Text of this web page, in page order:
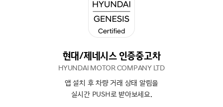
현대/제네시스 인증중고차
HYUNDAI MOTOR COMPANY LTD
앱 설치 후 차량 거래 상태 알림을
실시간 PUSH로 받아보세요.